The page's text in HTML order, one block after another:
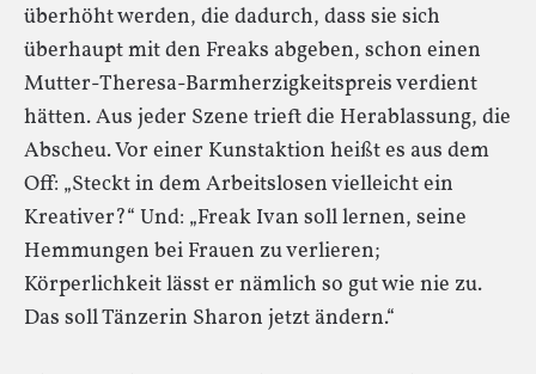
überhöht werden, die dadurch, dass sie sich
überhaupt mit den Freaks abgeben, schon einen
Mutter-Theresa-Barmherzigkeitspreis verdient
hätten. Aus jeder Szene trieft die Herablassung, die
Abscheu. Vor einer Kunstaktion heißt es aus dem
Off: „Steckt in dem Arbeitslosen vielleicht ein
Kreativer?“ Und: „Freak Ivan soll lernen, seine
Hemmungen bei Frauen zu verlieren;
Körperlichkeit lässt er nämlich so gut wie nie zu.
Das soll Tänzerin Sharon jetzt ändern.“